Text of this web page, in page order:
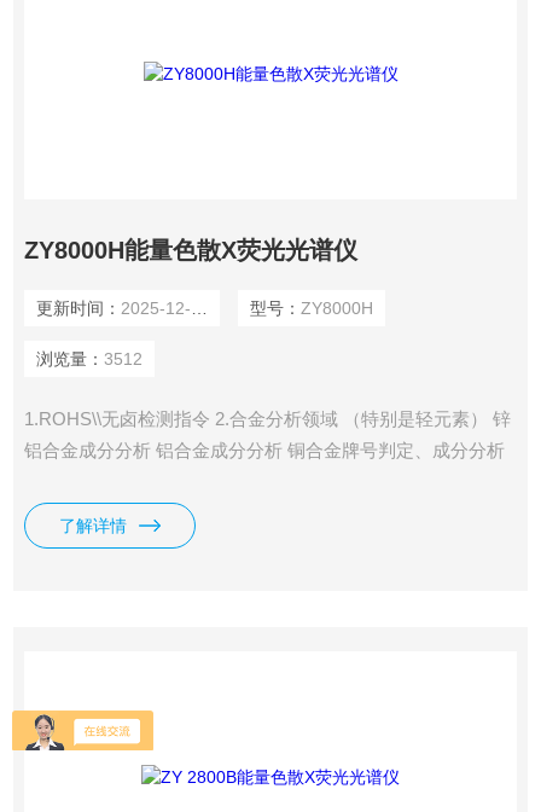
ZY8000H能量色散X荧光光谱仪
更新时间： 2025-12-31 型号： ZY8000H
浏览量： 3512
1.ROHS\\无卤检测指令 2.合金分析领域 （特别是轻元素） 锌
铝合金成分分析 铝合金成分分析 铜合金牌号判定、成分分析
层成分分析 镀层厚度分析 镀层环保检测 4.包装指令检测标准
（94/62/EC） CD+PB+Hg+ Cr6 ＜100 5.玩具指令检测标准 6.
了解详情